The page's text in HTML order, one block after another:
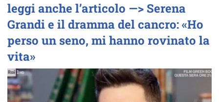
leggi anche l’articolo —> Serena
Grandi e il dramma del cancro: «Ho
perso un seno, mi hanno rovinato la
vita»